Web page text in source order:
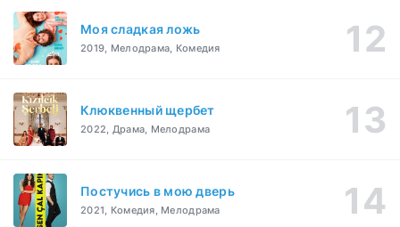
Моя сладкая ложь
2019, Мелодрама, Комедия
Клюквенный щербет
2022, Драма, Мелодрама
Постучись в мою дверь
2021, Комедия, Мелодрама